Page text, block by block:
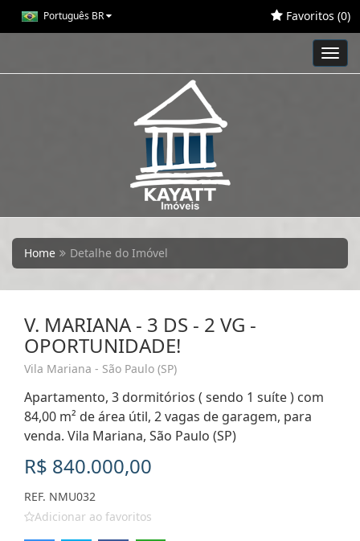
Português BR Favoritos (0)
Home Detalhe do Imóvel
V. MARIANA - 3 DS - 2 VG -
OPORTUNIDADE!
Vila Mariana - São Paulo (SP)
Apartamento, 3 dormitórios ( sendo 1 suíte ) com
84,00 m² de área útil, 2 vagas de garagem, para
venda. Vila Mariana, São Paulo (SP)
R$ 840.000,00
REF. NMU032
Adicionar ao favoritos